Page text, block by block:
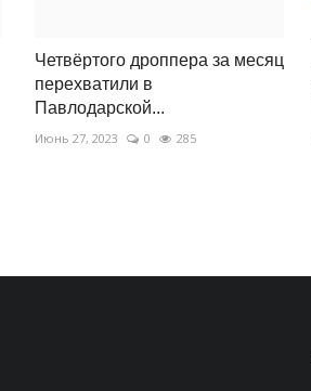
Четвёртого дроппера за месяц
перехватили в
Павлодарской...
Июнь 27, 2023 0 285